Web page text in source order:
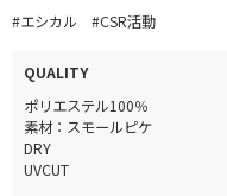
#エシカル #CSR活動
QUALITY
ポリエステル100％
素材：スモールピケ
DRY
UVCUT